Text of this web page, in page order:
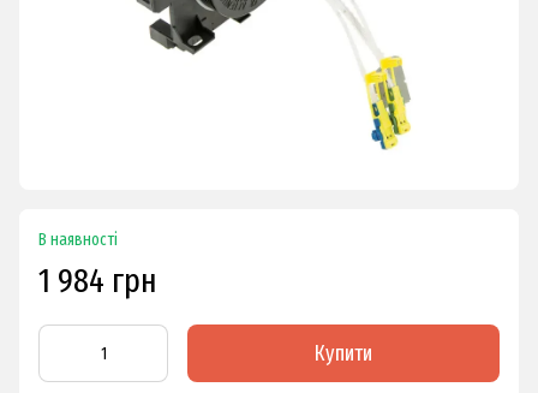
В наявності
1 984 грн
Купити